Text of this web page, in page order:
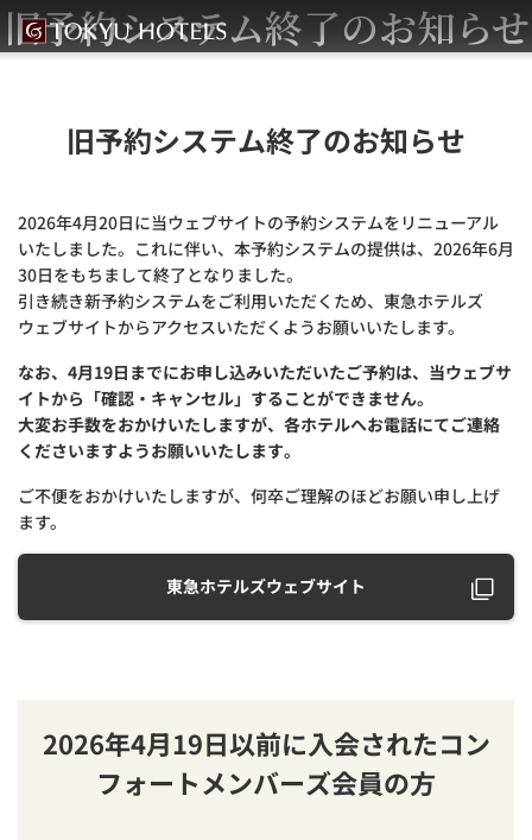
旧予約システム終了のお知らせ
旧予約システム終了のお知らせ
2026年4月20日に当ウェブサイトの予約システムをリニューアル
いたしました。これに伴い、本予約システムの提供は、2026年6月
30日をもちまして終了となりました。
引き続き新予約システムをご利用いただくため、東急ホテルズ
ウェブサイトからアクセスいただくようお願いいたします。
なお、4月19日までにお申し込みいただいたご予約は、当ウェブサ
イトから「確認・キャンセル」することができません。
大変お手数をおかけいたしますが、各ホテルへお電話にてご連絡
くださいますようお願いいたします。
ご不便をおかけいたしますが、何卒ご理解のほどお願い申し上げ
ます。
東急ホテルズウェブサイト
2026年4月19日以前に入会されたコン
フォートメンバーズ会員の方